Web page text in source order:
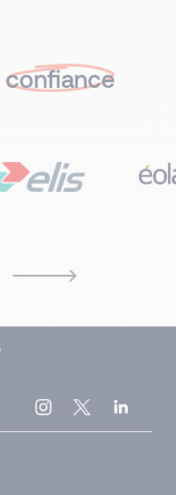
confiance